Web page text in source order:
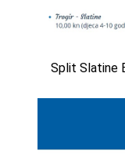
Split Slatine